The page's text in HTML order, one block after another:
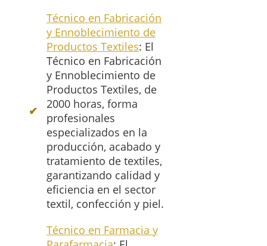
Técnico en Fabricación
y Ennoblecimiento de
Productos Textiles: El
Técnico en Fabricación
y Ennoblecimiento de
Productos Textiles, de
2000 horas, forma
profesionales
especializados en la
producción, acabado y
tratamiento de textiles,
garantizando calidad y
eficiencia en el sector
textil, confección y piel.
Técnico en Farmacia y